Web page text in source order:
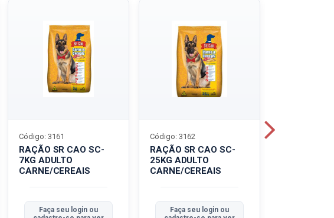
RAÇÃO SR CAO SC-
7KG ADULTO
CARNE/CEREAIS
Código: 3161
Faça seu login ou
RAÇÃO SR CAO SC-
25KG ADULTO
CARNE/CEREAIS
Código: 3162
Faça seu login ou